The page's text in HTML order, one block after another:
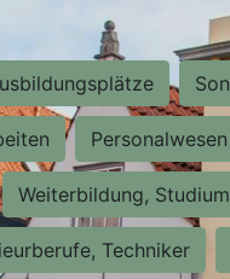
Personalwesen
Weiterbildung,
Techniker